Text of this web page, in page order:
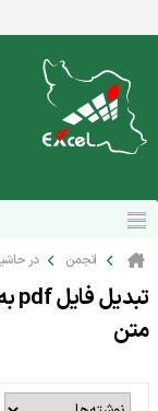
انجمن در
متن